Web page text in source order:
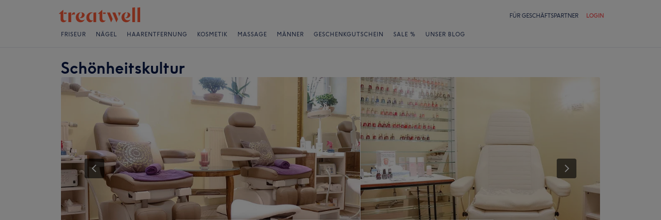
FÜR GESCHÄFTSPARTNER LOGIN
FRISEUR NÄGEL HAARENTFERNUNG KOSMETIK MASSAGE MÄNNER GESCHENKGUTSCHEIN SALE % UNSER BLOG
Schönheitskultur